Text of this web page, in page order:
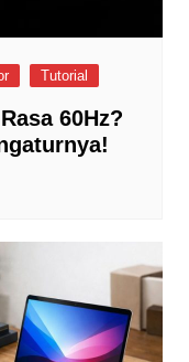
Tutorial
60Hz?